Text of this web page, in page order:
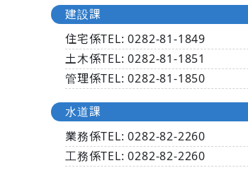
建設課
住宅係TEL:0282‐81-1849
土木係TEL:0282‐81-1851
管理係TEL:0282‐81-1850
水道課
業務係TEL:0282‐82-2260
工務係TEL:0282‐82-2260